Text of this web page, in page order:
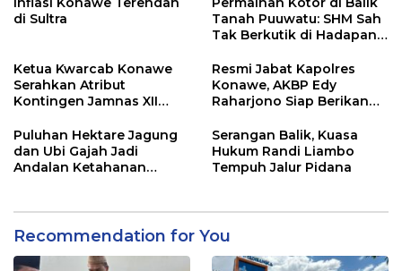
di Sultra
Tanah Puuwatu: SHM Sah
Tak Berkutik di Hadapan
Ketua Kwarcab Konawe
Serahkan Atribut
Kontingen Jamnas XII
Resmi Jabat Kapolres
Konawe, AKBP Edy
Raharjono Siap Berikan
Puluhan Hektare Jagung
dan Ubi Gajah Jadi
Andalan Ketahanan
Serangan Balik, Kuasa
Hukum Randi Liambo
Tempuh Jalur Pidana
Recommendation for You